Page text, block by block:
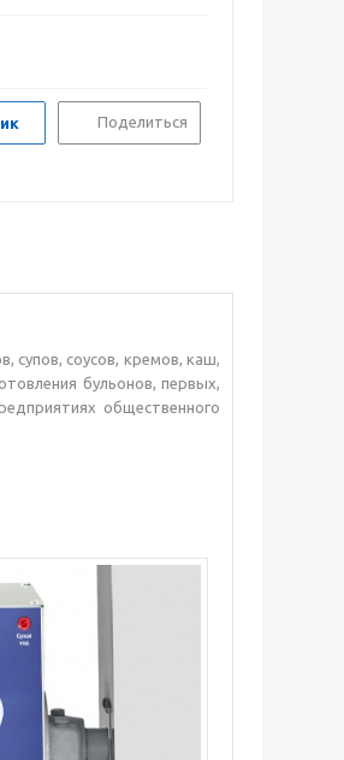
Поделиться
супов, соусов, кремов, каш,
бульонов, первых,
общественного